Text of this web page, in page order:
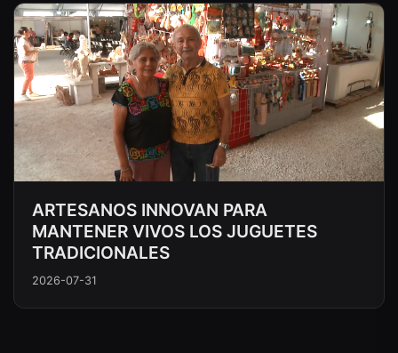
ARTESANOS INNOVAN PARA
MANTENER VIVOS LOS JUGUETES
TRADICIONALES
2026-07-31